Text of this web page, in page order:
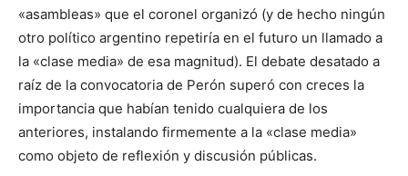
«asambleas» que el coronel organizó (y de hecho ningún
otro político argentino repetiría en el futuro un llamado a
la «clase media» de esa magnitud). El debate desatado a
raíz de la convocatoria de Perón superó con creces la
importancia que habían tenido cualquiera de los
anteriores, instalando firmemente a la «clase media»
como objeto de reflexión y discusión públicas.